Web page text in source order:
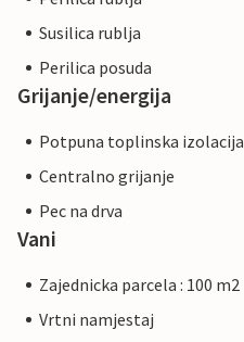
Susilica rublja
Perilica posuda
Grijanje/energija
Potpuna toplinska izolacija
Centralno grijanje
Pec na drva
Vani
Zajednicka parcela : 100 m2
Vrtni namjestaj